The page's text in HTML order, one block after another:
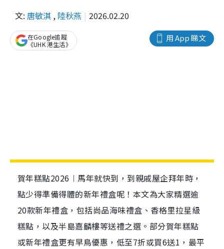
文: 唐敏淇 , 陸秋燕 2026.02.20
用 App 睇文
在Google追蹤
《UHK 港生活》
賀年糕點2026︱馬年就快到，到親戚屋企拜年時，
點少得準備得體的新年禮盒呢！本文為大家精選逾
20款新年禮盒，包括尚品海味禮盒、香格里拉星級
糕點，以及半島嘉麟樓等送禮之選。部分賀年糕點
或新年禮盒更有早鳥優惠，低至7折或買6送1，最平